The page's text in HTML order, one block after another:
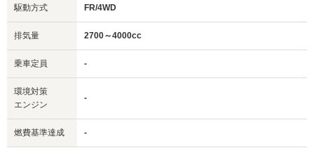
駆動方式 FR/4WD
排気量 2700～4000cc
乗車定員 -
環境対策
エンジン
-
燃費基準達成 -